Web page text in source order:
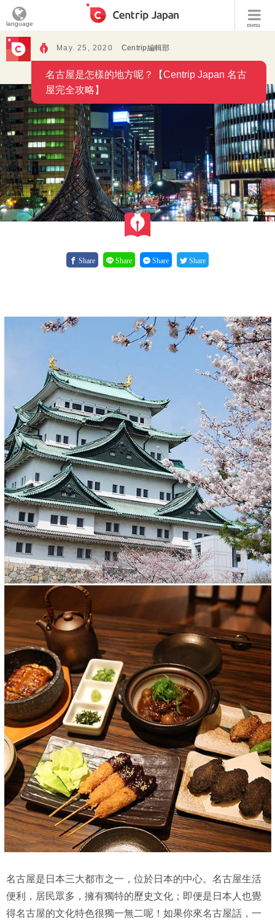
menu
language
May. 25, 2020 Centrip編輯部
名古屋是怎樣的地方呢？【Centrip Japan 名古
屋完全攻略】
Share Share Share Share
名古屋是日本三大都市之一，位於日本的中心。名古屋生活
便利，居民眾多，擁有獨特的歷史文化；即便是日本人也覺
得名古屋的文化特色很獨一無二呢！如果你來名古屋話，一